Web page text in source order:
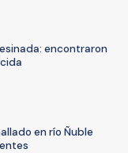
encontraron
en río Ñuble